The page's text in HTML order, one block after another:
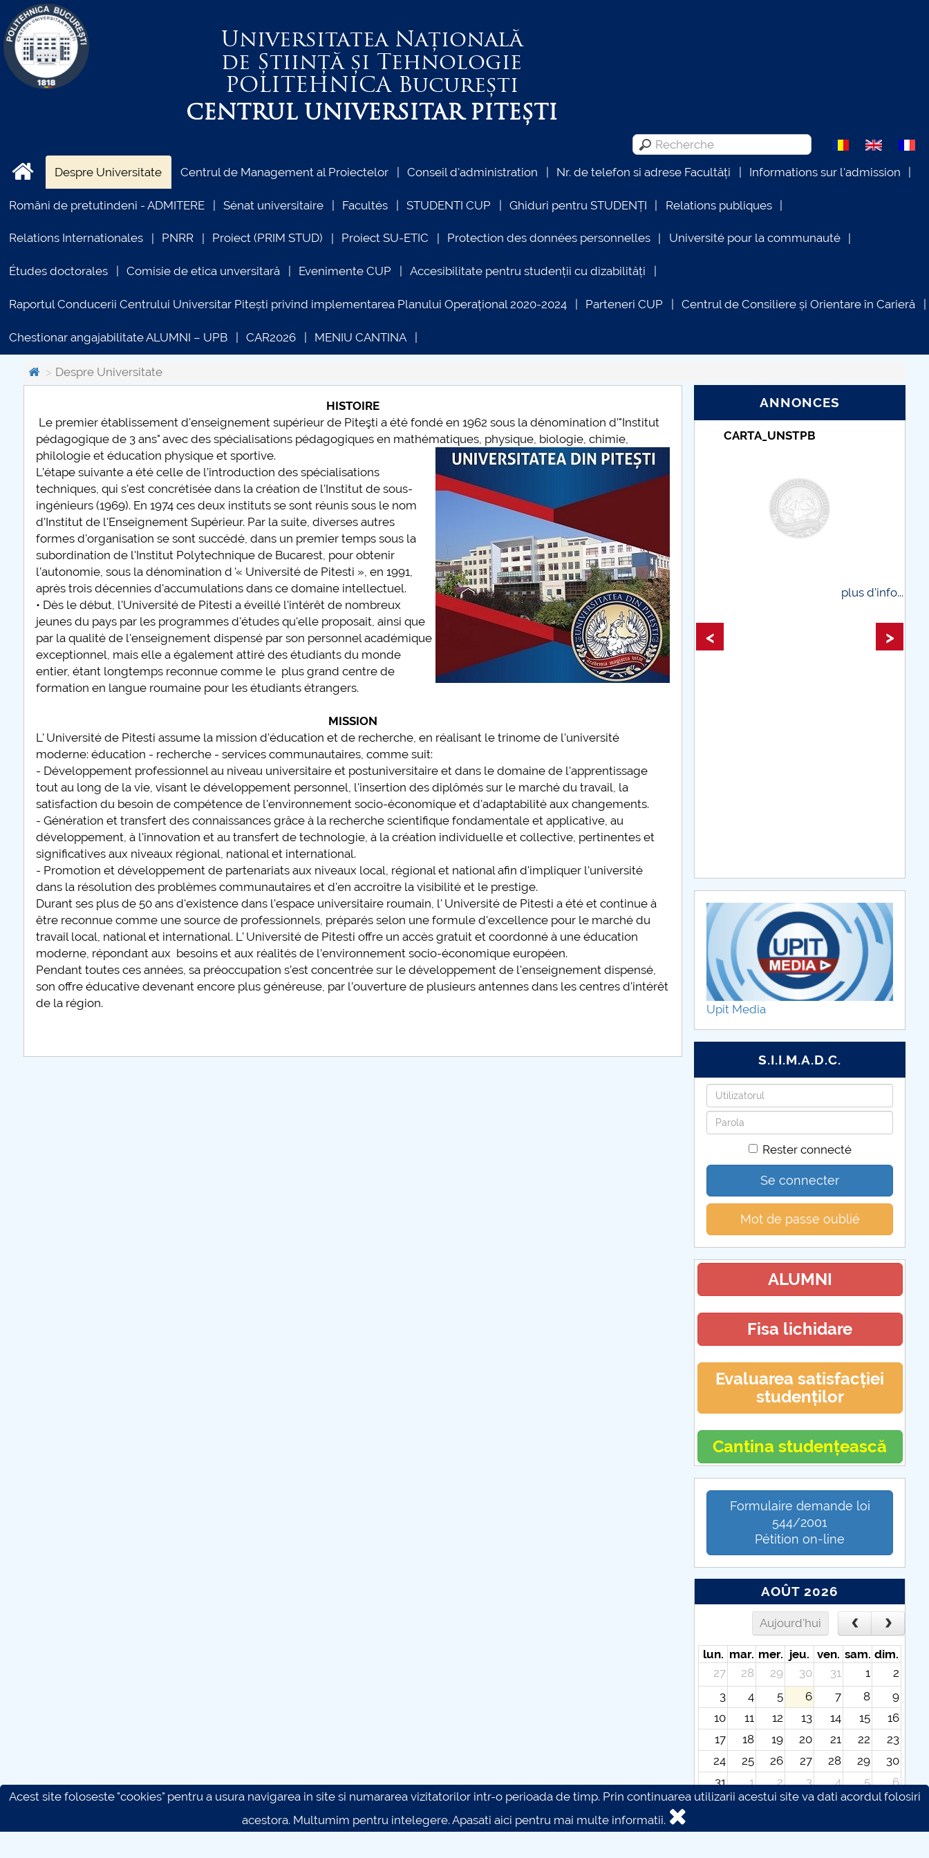
Universitatea Națională
de Știință și Tehnologie
POLITEHNICABucurești
CENTRUL UNIVERSITAR PITEȘTI
Despre Universitate Centrul de Management al Proiectelor Conseil d'administration Nr. de telefon si adrese Facultăți Informations sur l'admission
Români de pretutindeni - ADMITERE Sénat universitaire Facultés STUDENTI CUP Ghiduri pentru STUDENȚI Relations publiques
Relations Internationales PNRR Proiect (PRIM STUD) Proiect SU-ETIC Protection des données personnelles Université pour la communauté
Études doctorales Comisie de etica unversitară Evenimente CUP Accesibilitate pentru studenții cu dizabilități
Raportul Conducerii Centrului Universitar Pitești privind implementarea Planului Operațional 2020-2024 Parteneri CUP Centrul de Consiliere și Orientare în Carieră
Chestionar angajabilitate ALUMNI – UPB CAR2026 MENIU CANTINA
Despre Universitate
HISTOIRE
Le premier établissement d'enseignement supérieur de Piteşti a été fondé en 1962 sous la dénomination d’"Institut
pédagogique de 3 ans" avec des spécialisations pédagogiques en mathématiques, physique, biologie, chimie,
philologie et éducation physique et sportive.
L’étape suivante a été celle de l’introduction des spécialisations
techniques, qui s'est concrétisée dans la création de l'Institut de sous-
ingénieurs (1969). En 1974 ces deux instituts se sont réunis sous le nom
d'Institut de l'Enseignement Supérieur. Par la suite, diverses autres
formes d'organisation se sont succédé, dans un premier temps sous la
subordination de l'Institut Polytechnique de Bucarest, pour obtenir
l’autonomie, sous la dénomination d '« Université de Pitesti », en 1991,
après trois décennies d'accumulations dans ce domaine intellectuel.
• Dès le début, l'Université de Pitesti a éveillé l'intérêt de nombreux
jeunes du pays par les programmes d'études qu'elle proposait, ainsi que
par la qualité de l'enseignement dispensé par son personnel académique
exceptionnel, mais elle a également attiré des étudiants du monde
entier, étant longtemps reconnue comme le plus grand centre de
formation en langue roumaine pour les étudiants étrangers.
MISSION
L' Université de Pitesti assume la mission d'éducation et de recherche, en réalisant le trinome de l'université
moderne: éducation - recherche - services communautaires, comme suit:
- Développement professionnel au niveau universitaire et postuniversitaire et dans le domaine de l'apprentissage
tout au long de la vie, visant le développement personnel, l'insertion des diplômés sur le marché du travail, la
satisfaction du besoin de compétence de l'environnement socio-économique et d'adaptabilité aux changements.
- Génération et transfert des connaissances grâce à la recherche scientifique fondamentale et applicative, au
développement, à l'innovation et au transfert de technologie, à la création individuelle et collective, pertinentes et
significatives aux niveaux régional, national et international.
- Promotion et développement de partenariats aux niveaux local, régional et national afin d'impliquer l'université
dans la résolution des problèmes communautaires et d'en accroître la visibilité et le prestige.
Durant ses plus de 50 ans d'existence dans l'espace universitaire roumain, l' Université de Pitesti a été et continue à
être reconnue comme une source de professionnels, préparés selon une formule d'excellence pour le marché du
travail local, national et international. L' Université de Pitesti offre un accès gratuit et coordonné à une éducation
moderne, répondant aux besoins et aux réalités de l’environnement socio-économique européen.
Pendant toutes ces années, sa préoccupation s’est concentrée sur le développement de l'enseignement dispensé,
son offre éducative devenant encore plus généreuse, par l’ouverture de plusieurs antennes dans les centres d'intérêt
de la région.
ANNONCES
COMUNICAT DE PRESA
PRIMSTUD 26.03.2026
plus d'info...
INFORMATII ACTE STUDII
plus d'info...
CARTA_UNSTPB
plus d'info...
Taxe de școlarizare
plus d'info...
< >
Upit Media
S.I.I.M.A.D.C.
Identifiant
Mot
de
Rester connecté
Se connecter
Mot de passe oublié
ALUMNI
Fisa lichidare
Evaluarea satisfacției
studenților
Cantina studențească
Formulaire demande loi
544/2001
Pétition on-line
AOÛT 2026
Aujourd'hui
lun. mar. mer. jeu. ven. sam. dim.
27
28 29 30 31 1
2
3
4 5 6 7 8
9
10
11 12 13 14 15
16
17
18 19 20 21 22
23
24
25 26 27 28 29
30
31
1 2 3 4 5
6
Acest site foloseste "cookies" pentru a usura navigarea in site si numararea vizitatorilor intr-o perioada de timp. Prin continuarea utilizarii acestui site va dati acordul folosiri
acestora. Multumim pentru intelegere.Apasati aici pentru mai multe informatii.